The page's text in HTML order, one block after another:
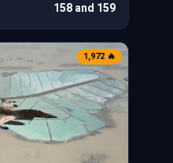
158 and 159
🔥 1,972